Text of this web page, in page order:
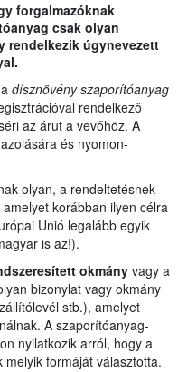
forgalmazóknak
csak olyan
rendelkezik úgynevezett
dísznövény szaporítóanyag
rendelkező
az árut a vevőhöz. A
és nyomon-
olyan, a rendeltetésnek
korábban ilyen célra
Unió legalább egyik
is az!).
okmány vagy a
bizonylat vagy okmány
stb.), amelyet
A szaporítóanyag-
on nyilatkozik arról, hogy a
formáját választotta.